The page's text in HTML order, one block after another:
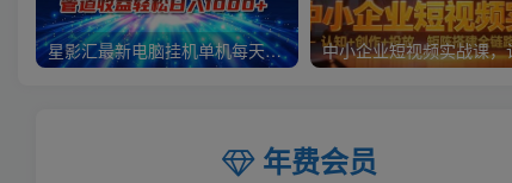
星影汇最新电脑挂机单机每天300+团队管道收益轻松日入1000+
年费会员